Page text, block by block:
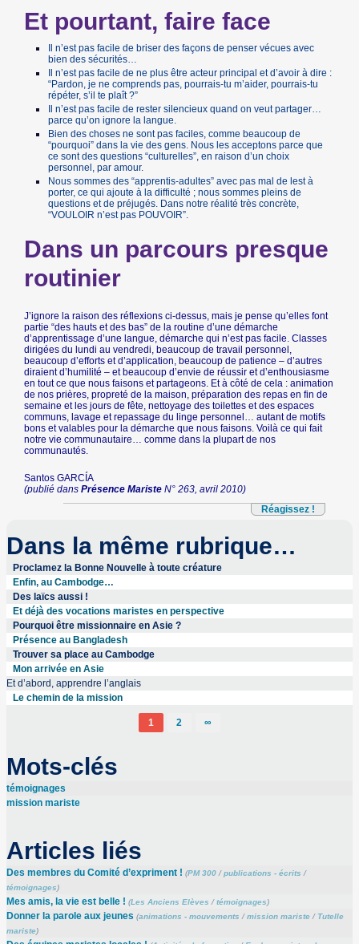
Et pourtant, faire face
Il n’est pas facile de briser des façons de penser vécues avec
bien des sécurités…
Il n’est pas facile de ne plus être acteur principal et d’avoir à dire :
“Pardon, je ne comprends pas, pourrais-tu m’aider, pourrais-tu
répéter, s’il te plaît ?”
Il n’est pas facile de rester silencieux quand on veut partager…
parce qu’on ignore la langue.
Bien des choses ne sont pas faciles, comme beaucoup de
“pourquoi” dans la vie des gens. Nous les acceptons parce que
ce sont des questions “culturelles”, en raison d’un choix
personnel, par amour.
Nous sommes des “apprentis-adultes” avec pas mal de lest à
porter, ce qui ajoute à la difficulté ; nous sommes pleins de
questions et de préjugés. Dans notre réalité très concrète,
“VOULOIR n’est pas POUVOIR”.
Dans un parcours presque
routinier
J’ignore la raison des réflexions ci-dessus, mais je pense qu’elles font
partie “des hauts et des bas” de la routine d’une démarche
d’apprentissage d’une langue, démarche qui n’est pas facile. Classes
dirigées du lundi au vendredi, beaucoup de travail personnel,
beaucoup d’efforts et d’application, beaucoup de patience – d’autres
diraient d’humilité – et beaucoup d’envie de réussir et d’enthousiasme
en tout ce que nous faisons et partageons. Et à côté de cela : animation
de nos prières, propreté de la maison, préparation des repas en fin de
semaine et les jours de fête, nettoyage des toilettes et des espaces
communs, lavage et repassage du linge personnel… autant de motifs
bons et valables pour la démarche que nous faisons. Voilà ce qui fait
notre vie communautaire… comme dans la plupart de nos
communautés.
Santos GARCÍA
(publié dansPrésence MaristeN° 263, avril 2010)
Réagissez !
Dans la même rubrique…
Proclamez la Bonne Nouvelle à toute créature
Enfin, au Cambodge…
Des laïcs aussi !
Et déjà des vocations maristes en perspective
Pourquoi être missionnaire en Asie ?
Présence au Bangladesh
Trouver sa place au Cambodge
Mon arrivée en Asie
Et d’abord, apprendre l’anglais
Le chemin de la mission
1 2 ∞
Mots-clés
témoignages
mission mariste
Articles liés
Des membres du Comité d’expriment ! (PM 300/publications - écrits /
témoignages)
Mes amis, la vie est belle ! (Les Anciens Elèves /témoignages)
Donner la parole aux jeunes (animations - mouvements /mission mariste/ Tutelle
mariste)